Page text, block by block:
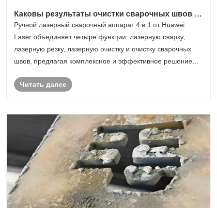
Каковы результаты очистки сварочных швов с
помощью 4-в-1 ручного лазерного сварочного
аппарата?
Ручной лазерный сварочный аппарат 4 в 1 от Huawei
Laser объединяет четыре функции: лазерную сварку,
лазерную резку, лазерную очистку и очистку сварочных
швов, предлагая комплексное и эффективное решение
функция аппарата — лазерная сварка, обеспечивающая
Читать далее